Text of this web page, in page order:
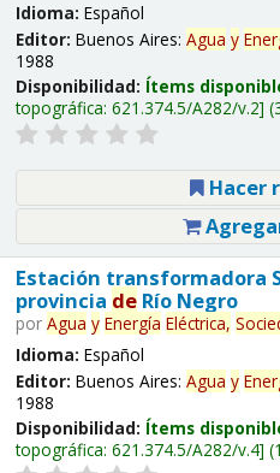
Idioma: Español
Editor: Buenos Aires: Agua y
1988
Disponibilidad: Ítems
topográfica: 621.374.5/A282/v.2
Hacer
Estación transformadora
provincia deRío Negro
por Agua y Energía Eléctrica,
Idioma: Español
Editor: Buenos Aires: Agua y
1988
Disponibilidad: Ítems
topográfica: 621.374.5/A282/v.4